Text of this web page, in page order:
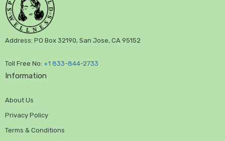
Address: PO Box 32190, San Jose, CA 95152
Toll Free No: +1 833-844-2733
Information
About Us
Privacy Policy
Terms & Conditions